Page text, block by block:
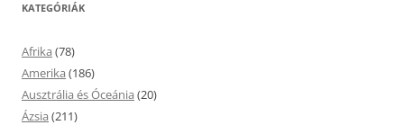
KATEGÓRIÁK
Afrika (78)
Amerika (186)
Ausztrália és Óceánia (20)
Ázsia (211)